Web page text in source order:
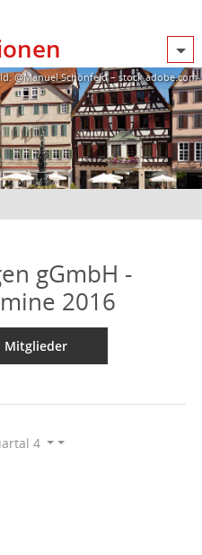
@Manuel Schönfeld – stock.adobe.com
gGmbH -
2016
Mitglieder
4